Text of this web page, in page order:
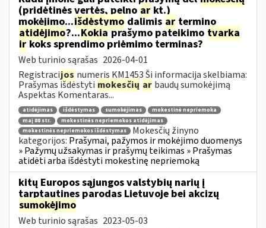
(pridėtinės vertės, pelno ar kt.)
mokėjimo...išdėstymo dalimis ar termino
atidėjimo?...Kokiaprašymo pateikimo tvarka
irkoks sprendimo priėmimo terminas?
Web turinio sąrašas 2026-04-01
Registracijos numeris KM1453 Ši informacija skelbiama:
Prašymas išdėstyti mokesčių ar baudų sumokėjimą
Aspektas Komentaras...
atidėjimas išdėstymas sumokėjimas
mokestinė nepriemoka
maį 88 str.
mokestinės nepriemokos atidėjimas
mokestinės nepriemokos išdėstymas
Mokesčių žinyno
kategorijos: Prašymai, pažymos ir mokėjimo duomenys
» Pažymų užsakymas ir prašymų teikimas » Prašymas
atidėti arba išdėstyti mokestinę nepriemoką
kitų Europos sąjungos valstybių narių į
tarptautines parodas Lietuvoje bei akcizų
sumokėjimo
Web turinio sąrašas 2023-05-03